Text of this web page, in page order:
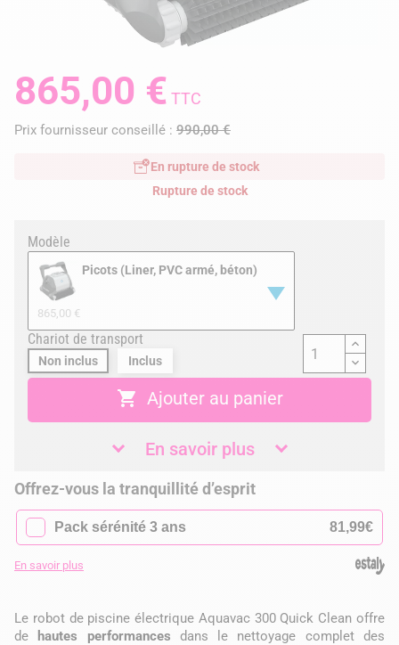
865,00 € TTC
Prix fournisseur conseillé : 990,00 €
En rupture de stock
Rupture de stock
Modèle
Picots (Liner, PVC armé, béton)
865,00 €
Chariot de transport
Non inclus Inclus
 Ajouter au panier
En savoir plus
Offrez-vous la tranquillité d’esprit
✓ Pack sérénité 3 ans 81,99€
En savoir plus
Le robot de piscine électrique Aquavac 300 Quick Clean offre
de hautes performances dans le nettoyage complet des